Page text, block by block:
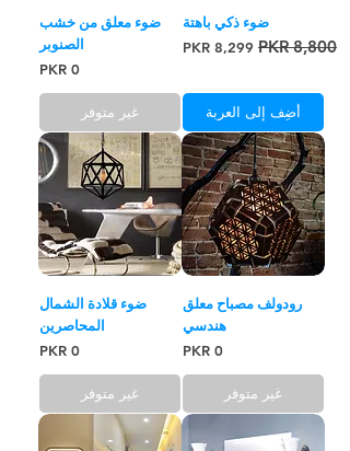
ضوء ذكي باهتة
سعر عادي سعر البيع
أضِف إلى العربة
ضوء معلق من خشب
الصنوبر
السعر
غير متوفر
رودولف مصباح معلق
هندسي
السعر
غير متوفر
ضوء قلادة الشمال
المحاصرين
السعر
غير متوفر